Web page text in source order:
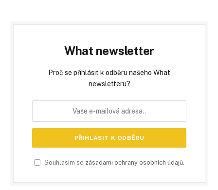
What newsletter
Proč se přihlásit k odběru našeho What
newsletteru?
Souhlasím se zásadami ochrany osobních údajů